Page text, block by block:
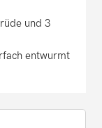
und 3
entwurmt